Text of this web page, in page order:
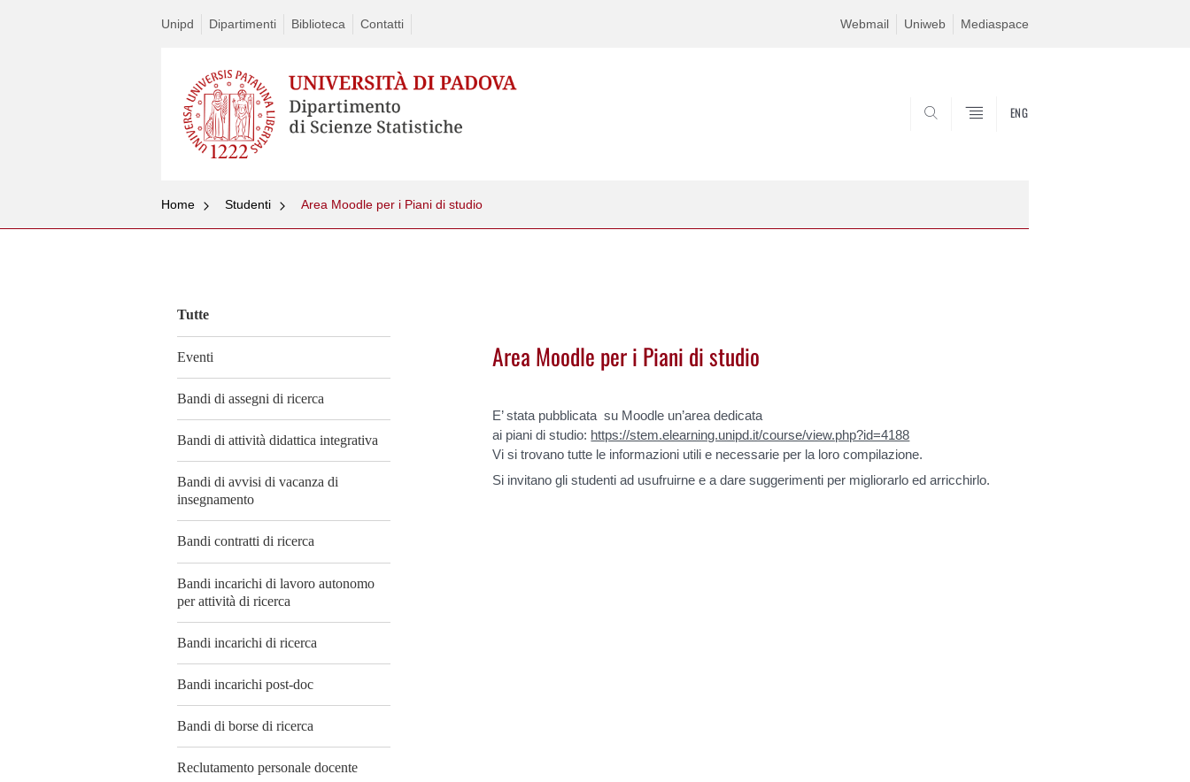
Unipd Dipartimenti Biblioteca Contatti Webmail Uniweb Mediaspace
ENG
Home Studenti Area Moodle per i Piani di studio
Tutte
Eventi
Bandi di assegni di ricerca
Bandi di attività didattica integrativa
Bandi di avvisi di vacanza di
insegnamento
Bandi contratti di ricerca
Bandi incarichi di lavoro autonomo
per attività di ricerca
Bandi incarichi di ricerca
Bandi incarichi post-doc
Bandi di borse di ricerca
Reclutamento personale docente
Area Moodle per i Piani di studio
E’ stata pubblicata su Moodle un’area dedicata
ai piani di studio: https://stem.elearning.unipd.it/course/view.php?id=4188
Vi si trovano tutte le informazioni utili e necessarie per la lorocompilazione.
Si invitano gli studenti ad usufruirne e a daresuggerimenti per migliorarlo ed arricchirlo.